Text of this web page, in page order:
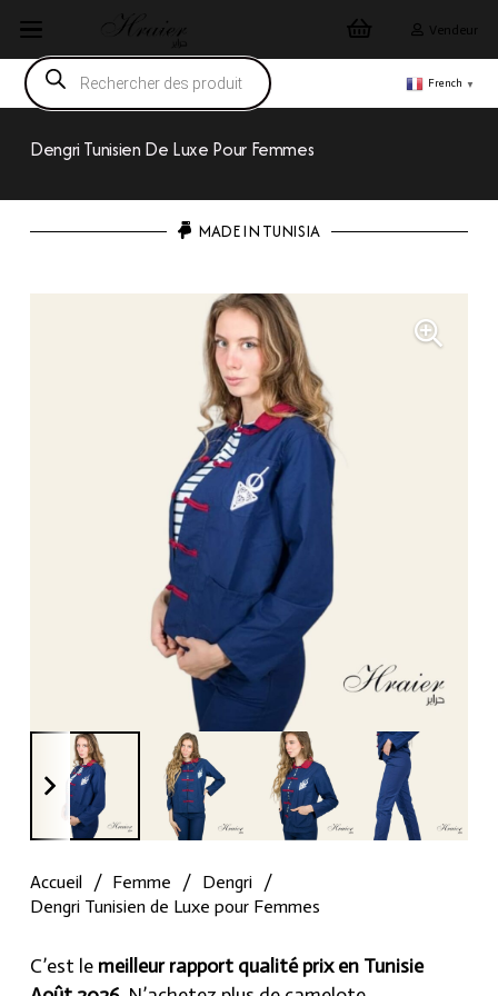
Vendeur
Recherche
de
produits
French ▼
Dengri Tunisien De Luxe Pour Femmes
MADE IN TUNISIA
Accueil / Femme / Dengri /
Dengri Tunisien de Luxe pour Femmes
C’est le meilleur rapport qualité prix en Tunisie